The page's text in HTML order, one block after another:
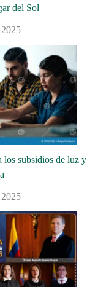
del Sol
los subsidios de luz y